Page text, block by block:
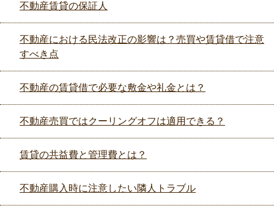
不動産賃貸の保証人
不動産における民法改正の影響は？売買や賃貸借で注意
すべき点
不動産の賃貸借で必要な敷金や礼金とは？
不動産売買ではクーリングオフは適用できる？
賃貸の共益費と管理費とは？
不動産購入時に注意したい隣人トラブル